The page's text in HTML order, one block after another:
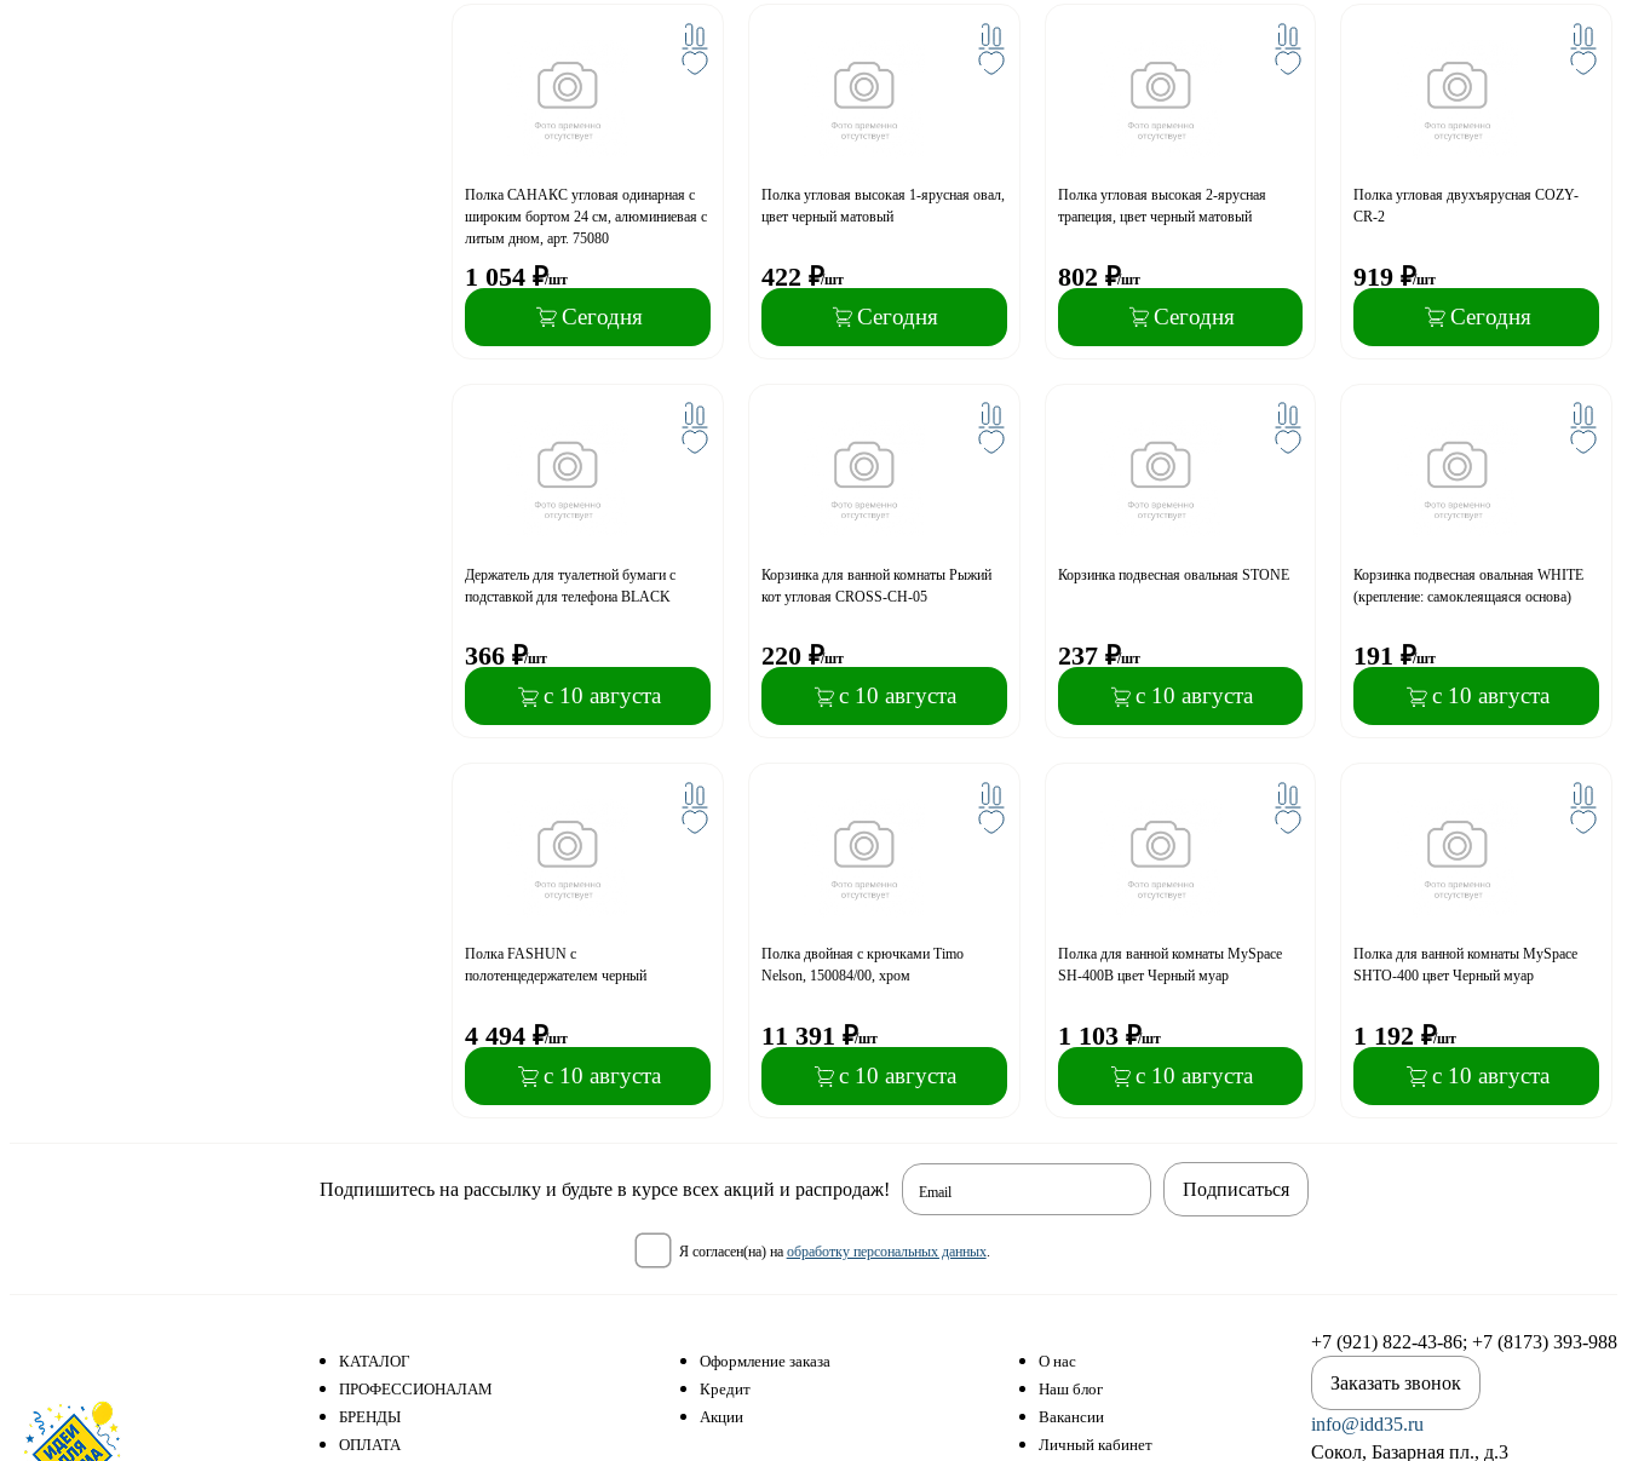
Полка САНАКС угловая одинарная с
широким бортом 24 см, алюминиевая с
литым дном, арт. 75080
1 054 ₽/шт
Сегодня
Полка угловая высокая 1-ярусная овал,
цвет черный матовый
422 ₽/шт
Сегодня
Полка угловая высокая 2-ярусная
трапеция, цвет черный матовый
802 ₽/шт
Сегодня
Полка угловая двухъярусная COZY-
CR-2
919 ₽/шт
Сегодня
Держатель для туалетной бумаги с
подставкой для телефона BLACK
366 ₽/шт
с 10 августа
Корзинка для ванной комнаты Рыжий
кот угловая CROSS-CH-05
220 ₽/шт
с 10 августа
Корзинка подвесная овальная STONE
237 ₽/шт
с 10 августа
Корзинка подвесная овальная WHITE
(крепление: самоклеящаяся основа)
191 ₽/шт
с 10 августа
Полка FASHUN с
полотенцедержателем черный
4 494 ₽/шт
с 10 августа
Полка двойная с крючками Timo
Nelson, 150084/00, хром
11 391 ₽/шт
с 10 августа
Полка для ванной комнаты MySpace
SH-400B цвет Черный муар
1 103 ₽/шт
с 10 августа
Полка для ванной комнаты MySpace
SHTO-400 цвет Черный муар
1 192 ₽/шт
с 10 августа
Подпишитесь на рассылку и будьте в курсе всех акций и распродаж! Email
я согласен(на) на обработку персональных данных.
Подписаться
КАТАЛОГ
ПРОФЕССИОНАЛАМ
БРЕНДЫ
ОПЛАТА
Оформление заказа
Кредит
Акции
О нас
Наш блог
Вакансии
Личный кабинет
+7 (921) 822-43-86; +7 (8173) 393-988
Заказать звонок
info@idd35.ru
Сокол, Базарная пл., д.3